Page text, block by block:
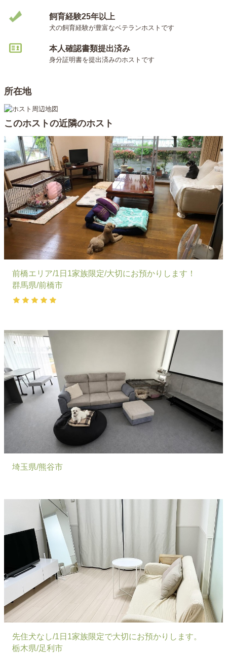
飼育経験25年以上
犬の飼育経験が豊富なベテランホストです
本人確認書類提出済み
身分証明書を提出済みのホストです
所在地
このホストの近隣のホスト
前橋エリア/1日1家族限定/大切にお預かりします！
群馬県/前橋市
埼玉県/熊谷市
先住犬なし/1日1家族限定で大切にお預かりします。
栃木県/足利市